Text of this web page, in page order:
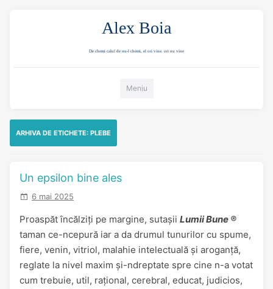
Alex Boia
De chemi calul de nu-l chemi, el ori vine. ori nu vine
Meniu
ARHIVA DE ETICHETE: PLEBE
Un epsilon bine ales
6 mai 2025
Proaspăt încălziți pe margine, sutașii Lumii Bune ®
taman ce-ncepură iar a da drumul tunurilor cu spume,
fiere, venin, vitriol, malahie intelectuală și aroganță,
reglate la nivel maxim și-ndreptate spre cine n-a votat
cum trebuie, util, rațional, cerebral, educat, judicios,